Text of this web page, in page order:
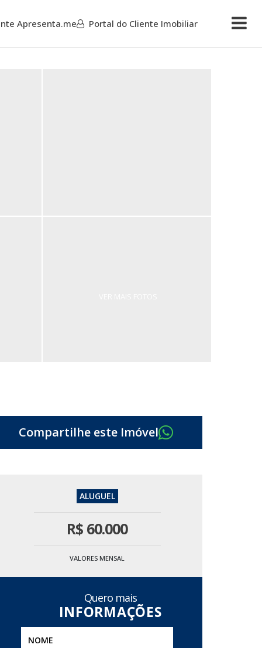
Apresenta.me Portal do Cliente Imobiliar
R$ 60.000
VALORES MENSAL
Quero mais